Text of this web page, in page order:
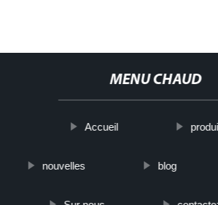
MENU CHAUD
Accueil
nouvelles blog